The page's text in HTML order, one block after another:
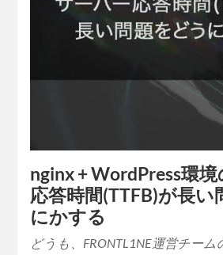
nginx + WordPress環
応答時間(TTFB)が長い
にかする
どうも、FRONTL1NE運営チー